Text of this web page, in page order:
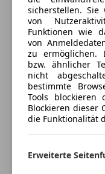
Sicherheit
ABS
Airbag hinten
Alarmanlage
Beifahrerairbag
ESP
Fahrerairbag
Kurvenlicht
Versicherung
Kfz-Versicherung
anpassen
Freischaden-
Auto einfach
sicherstellen. Sie
von
Funktionen wie
von
zu ermöglichen.
bzw. ähnlicher
nicht
bestimmte
Tools blockieren
Blockieren dieser
die Funktionalität
Erweiterte